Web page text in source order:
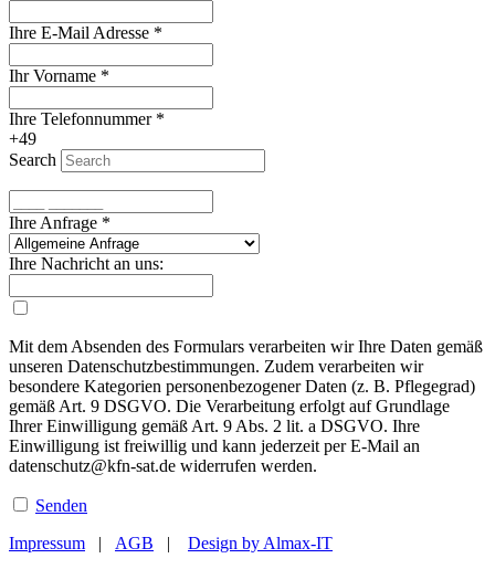
Ihre E-Mail Adresse *
Ihr Vorname *
Ihre Telefonnummer *
+49
Search
Ihre Anfrage *
Ihre Nachricht an uns:
Mit dem Absenden des Formulars verarbeiten wir Ihre Daten gemäß
unseren Datenschutzbestimmungen. Zudem verarbeiten wir
besondere Kategorien personenbezogener Daten (z. B. Pflegegrad)
gemäß Art. 9 DSGVO. Die Verarbeitung erfolgt auf Grundlage
Ihrer Einwilligung gemäß Art. 9 Abs. 2 lit. a DSGVO. Ihre
Einwilligung ist freiwillig und kann jederzeit per E-Mail an
datenschutz@kfn-sat.de widerrufen werden.
Senden
Impressum | AGB | Design by Almax-IT